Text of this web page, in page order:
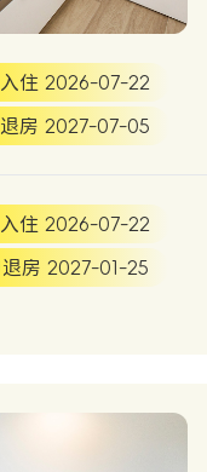
入住 2026-07-22
退房 2027-07-05
入住 2026-07-22
退房 2027-01-25